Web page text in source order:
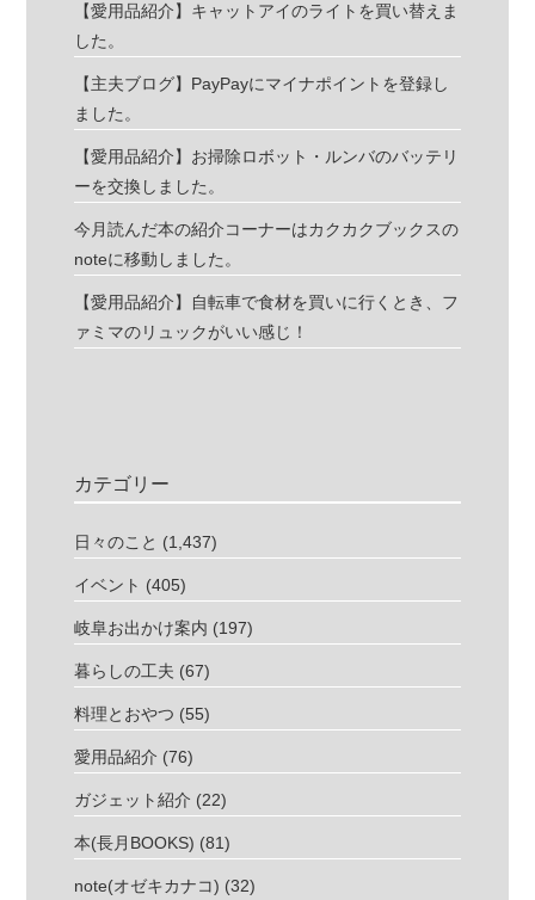
【愛用品紹介】キャットアイのライトを買い替えま
した。
【主夫ブログ】PayPayにマイナポイントを登録し
ました。
【愛用品紹介】お掃除ロボット・ルンバのバッテリ
ーを交換しました。
今月読んだ本の紹介コーナーはカクカクブックスの
noteに移動しました。
【愛用品紹介】自転車で食材を買いに行くとき、フ
ァミマのリュックがいい感じ！
カテゴリー
日々のこと (1,437)
イベント (405)
岐阜お出かけ案内 (197)
暮らしの工夫 (67)
料理とおやつ (55)
愛用品紹介 (76)
ガジェット紹介 (22)
本(長月BOOKS) (81)
note(オゼキカナコ) (32)